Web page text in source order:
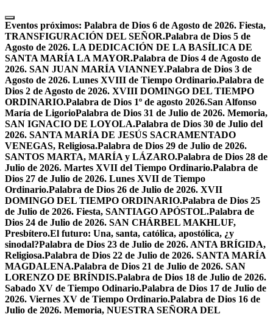
Eventos próximos: Palabra de Dios 6 de Agosto de 2026. Fiesta,
TRANSFIGURACIÓN DEL SEÑOR.Palabra de Dios 5 de
Agosto de 2026. LA DEDICACIÓN DE LA BASÍLICA DE
SANTA MARÍA LA MAYOR.Palabra de Dios 4 de Agosto de
2026. SAN JUAN MARÍA VIANNEY.Palabra de Dios 3 de
Agosto de 2026. Lunes XVIII de Tiempo Ordinario.Palabra de
Dios 2 de Agosto de 2026. XVIII DOMINGO DEL TIEMPO
ORDINARIO.Palabra de Dios 1º de agosto 2026.San Alfonso
María de LigorioPalabra de Dios 31 de Julio de 2026. Memoria,
SAN IGNACIO DE LOYOLA.Palabra de Dios 30 de Julio del
2026. SANTA MARÍA DE JESÚS SACRAMENTADO
VENEGAS, Religiosa.Palabra de Dios 29 de Julio de 2026.
SANTOS MARTA, MARÍA y LÁZARO.Palabra de Dios 28 de
Julio de 2026. Martes XVII del Tiempo Ordinario.Palabra de
Dios 27 de Julio de 2026. Lunes XVII de Tiempo
Ordinario.Palabra de Dios 26 de Julio de 2026. XVII
DOMINGO DEL TIEMPO ORDINARIO.Palabra de Dios 25
de Julio de 2026. Fiesta, SANTIAGO APÓSTOL.Palabra de
Dios 24 de Julio de 2026. SAN CHÁRBEL MAKHLUF,
Presbítero.El futuro: Una, santa, católica, apostólica, ¿y
sinodal?Palabra de Dios 23 de Julio de 2026. ANTA BRÍGIDA,
Religiosa.Palabra de Dios 22 de Julio de 2026. SANTA MARÍA
MAGDALENA.Palabra de Dios 21 de Julio de 2026. SAN
LORENZO DE BRÍNDIS.Palabra de Dios 18 de Julio de 2026.
Sabado XV de Tiempo Odinario.Palabra de Dios 17 de Julio de
2026. Viernes XV de Tiempo Ordinario.Palabra de Dios 16 de
Julio de 2026. Memoria, NUESTRA SEÑORA DEL